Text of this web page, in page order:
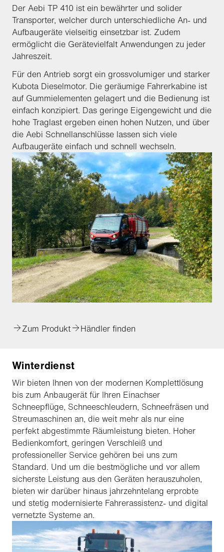
Der Aebi TP 410 ist ein bewährter und solider
Transporter, welcher durch unterschiedliche An- und
Aufbaugeräte vielseitig einsetzbar ist. Zudem
ermöglicht die Gerätevielfalt Anwendungen zu jeder
Jahreszeit.
Für den Antrieb sorgt ein grossvolumiger und starker
Kubota Dieselmotor. Die geräumige Fahrerkabine ist
auf Gummielementen gelagert und die Bedienung ist
einfach konzipiert. Das geringe Eigengewicht und die
hohe Traglast ergeben einen hohen Nutzen, und über
die Aebi Schnellanschlüsse lassen sich viele
Aufbaugeräte einfach und schnell wechseln.
Zum Produkt Händler finden
Winterdienst
Wir bieten Ihnen von der modernen Komplettlösung
bis zum Anbaugerät für Ihren Einachser
Schneepflüge, Schneeschleudern, Schneefräsen und
Streumaschinen an, die weit mehr als nur eine
perfekt abgestimmte Räumleistung bieten. Hoher
Bedienkomfort, geringen Verschleiß und
professioneller Service gehören bei uns zum
Standard. Und um die bestmögliche und vor allem
sicherste Leistung aus den Geräten herauszuholen,
bieten wir darüber hinaus jahrzehntelang erprobte
und stetig modernisierte Fahrerassistenz- und digital
vernetzte Systeme an.